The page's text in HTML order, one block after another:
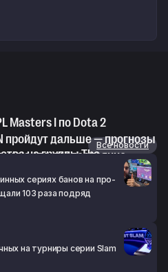
Masters I по Dota 2
пройдут дальше — прогнозы
на группы The
команда, ты постоянно
другие»
Все новости
сериях банов на про-
103 раза подряд
на турниры серии Slam